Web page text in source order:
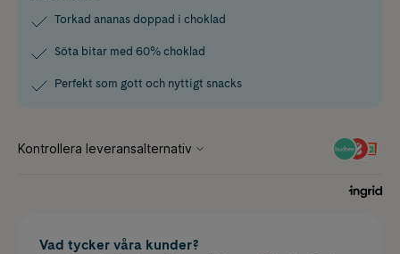
Torkad ananas doppad i choklad
Söta bitar med 60% choklad
Perfekt som gott och nyttigt snacks
Vad tycker våra kunder?